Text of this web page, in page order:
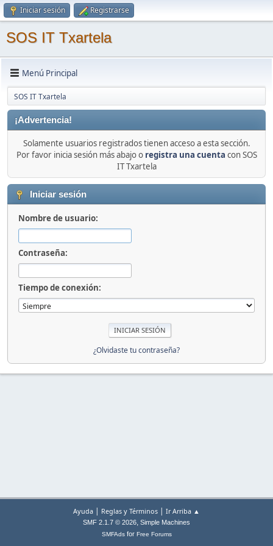
Iniciar sesión Registrarse
SOS IT Txartela
Menú Principal
SOS IT Txartela
¡Advertencia!
Solamente usuarios registrados tienen acceso a esta sección.
Por favor inicia sesión más abajo o registra una cuenta con SOS
IT Txartela
Iniciar sesión
Nombre de usuario:
Contraseña:
Tiempo de conexión:
¿Olvidaste tu contraseña?
Ayuda | Reglas y Términos | Ir Arriba ▲
SMF 2.1.7 © 2026, Simple Machines
SMFAdsfor Free Forums